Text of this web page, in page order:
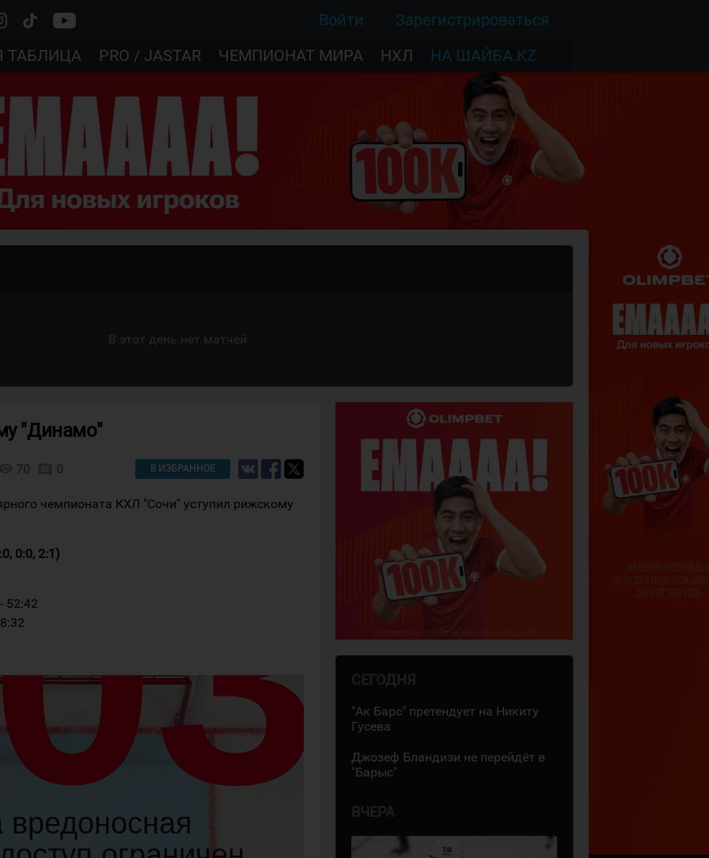
Войти
Зарегистрироваться
ТАБЛИЦА PRO / JASTAR ЧЕМПИОНАТ МИРА НХЛ НА ШАЙБА.KZ
В этот день нет матчей
"Динамо"
70 0 В ИЗБРАННОЕ
чемпионата КХЛ "Сочи" уступил рижскому
0:0, 2:1)
52:42
СЕГОДНЯ
"Ак Барс" претендует на Никиту
Гусева
Джозеф Бландизи не перейдёт в
"Барыс"
ВЧЕРА